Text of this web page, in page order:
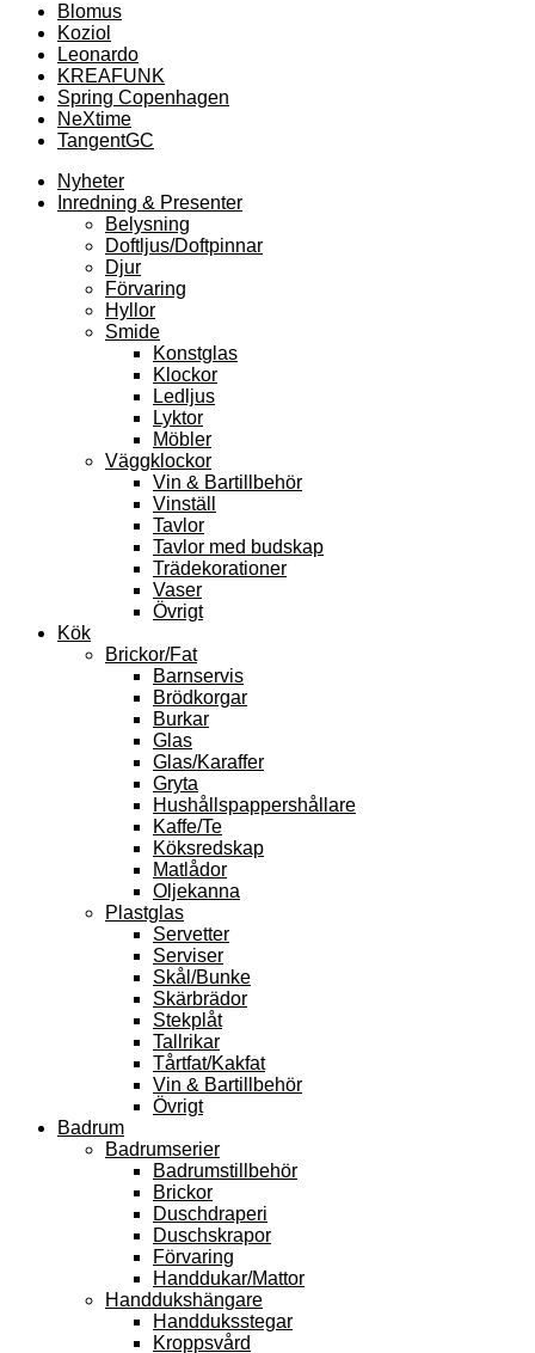
Blomus
Koziol
Leonardo
KREAFUNK
Spring Copenhagen
NeXtime
TangentGC
Nyheter
Inredning & Presenter
Belysning
Doftljus/Doftpinnar
Djur
Förvaring
Hyllor
Smide
Konstglas
Klockor
Ledljus
Lyktor
Möbler
Väggklockor
Vin & Bartillbehör
Vinställ
Tavlor
Tavlor med budskap
Trädekorationer
Vaser
Övrigt
Kök
Brickor/Fat
Barnservis
Brödkorgar
Burkar
Glas
Glas/Karaffer
Gryta
Hushållspappershållare
Kaffe/Te
Köksredskap
Matlådor
Oljekanna
Plastglas
Servetter
Serviser
Skål/Bunke
Skärbrädor
Stekplåt
Tallrikar
Tårtfat/Kakfat
Vin & Bartillbehör
Övrigt
Badrum
Badrumserier
Badrumstillbehör
Brickor
Duschdraperi
Duschskrapor
Förvaring
Handdukar/Mattor
Handdukshängare
Handduksstegar
Kroppsvård